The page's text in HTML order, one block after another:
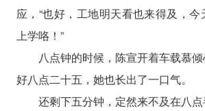
应，“也好，工地明天看也来得及，
上学咯！”
八点钟的时候，陈宣开着车载慕
好八点二十五，她也长出了一口气。
还剩下五分钟，定然来不及在八点